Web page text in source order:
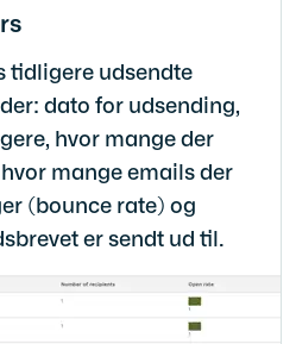
tidligere udsendte
dato for udsending,
hvor mange der
mange emails der
(bounce rate) og
er sendt ud til.